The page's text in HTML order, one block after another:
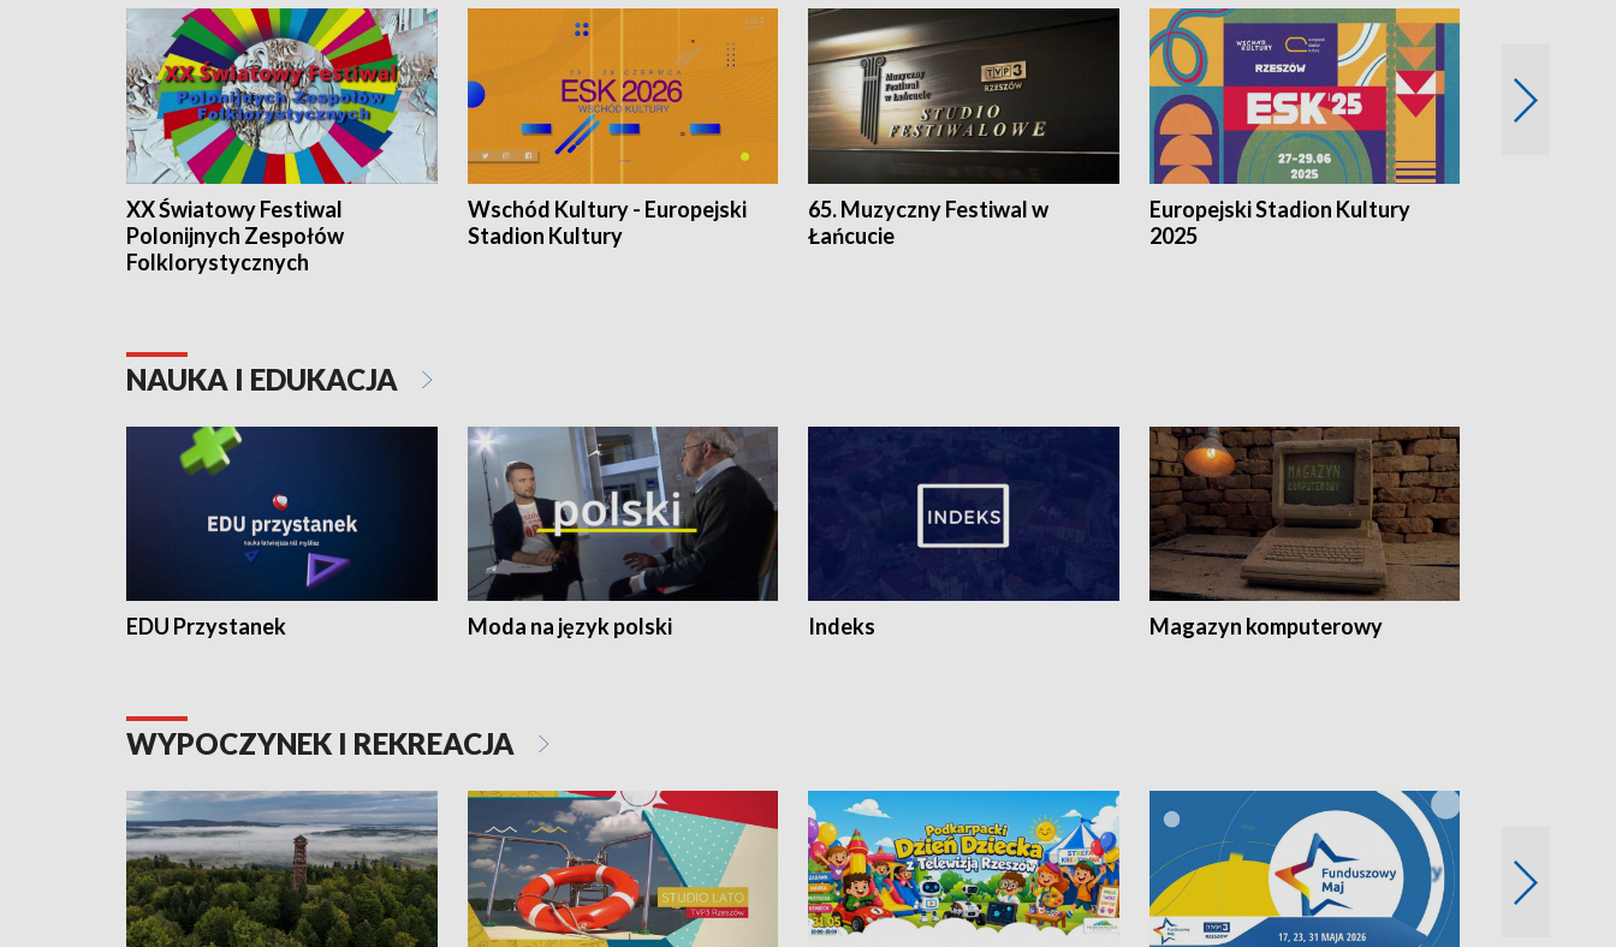
XX Światowy Festiwal
Polonijnych Zespołów
Folklorystycznych
Wschód Kultury - Europejski
Stadion Kultury
65. Muzyczny Festiwal w
Łańcucie
Europejski Stadion Kultury
2025
NAUKA I EDUKACJA
EDU Przystanek Moda na język polski Indeks Magazyn komputerowy
WYPOCZYNEK I REKREACJA